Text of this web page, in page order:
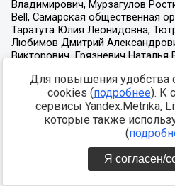
Для повышения удобства
cookies (подробнее). К
сервисы Yandex.Metrika,
которые также
(
Я согласен/